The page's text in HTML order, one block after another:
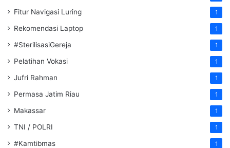
Fitur Navigasi Luring 1
Rekomendasi Laptop 1
#SterilisasiGereja 1
Pelatihan Vokasi 1
Jufri Rahman 1
Permasa Jatim Riau 1
Makassar 1
TNI / POLRI 1
#Kamtibmas 1